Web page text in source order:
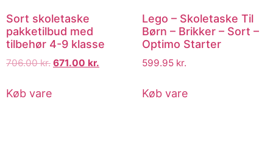
Sort skoletaske
pakketilbud med
tilbehør 4-9 klasse
706.00kr. 671.00 kr.
Køb vare
Lego – Skoletaske Til
Børn – Brikker – Sort –
Optimo Starter
599.95 kr.
Køb vare